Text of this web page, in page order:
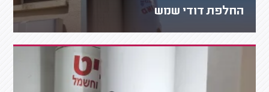
החלפת דודי שמש